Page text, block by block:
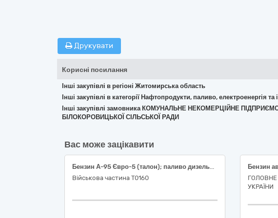
Друкувати
Корисні посилання
Інші закупівлі в регіоні Житомирська область
Інші закупівлі в категорії Нафтопродукти, паливо, електроенергія та
Інші закупівлі замовника КОМУНАЛЬНЕ НЕКОМЕРЦІЙНЕ
БІЛОКОРОВИЦЬКОЇ СІЛЬСЬКОЇ РАДИ
Вас може зацікавити
Бензин А-95 Євро-5 (талон); паливо дизельне ДП Євро-5 (талон)
Військова частина Т0160
ГОЛОВНЕ
УКРАЇНИ